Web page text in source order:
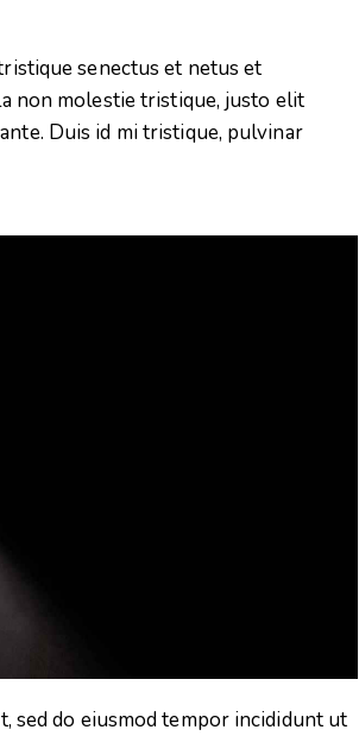
senectus et netus et
non molestie tristique, justo elit
Duis id mi tristique, pulvinar
sed do eiusmod tempor incididunt ut